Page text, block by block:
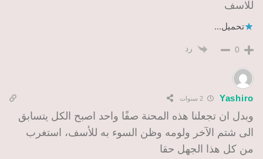
للاسف
تحميل...
0 رد
Yashiro
وبدل ان تجعلنا هذه المحنة صفًا واحد اصبح الكل يتسابق
الى شتم الآخر ولومه وظن السوء به للأسف، استغرب
من كل هذا الجهل حقا